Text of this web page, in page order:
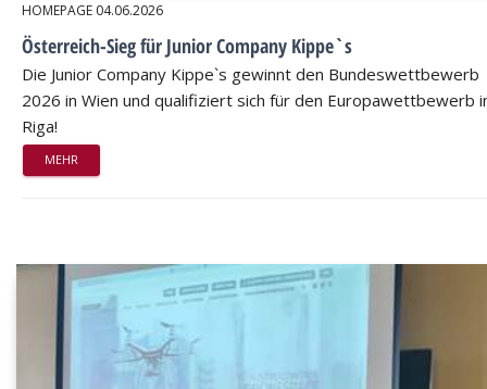
HOMEPAGE 04.06.2026
Österreich-Sieg für Junior Company Kippe`s
Die Junior Company Kippe`s gewinnt den Bundeswettbewerb
2026 in Wien und qualifiziert sich für den Europawettbewerb
Riga!
MEHR